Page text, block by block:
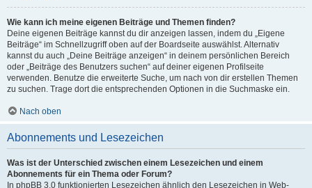
Wie kann ich meine eigenen Beiträge und Themen finden?
Deine eigenen Beiträge kannst du dir anzeigen lassen, indem du „Eigene
Beiträge“ im Schnellzugriff oben auf der Boardseite auswählst. Alternativ
kannst du auch „Deine Beiträge anzeigen“ in deinem persönlichen Bereich
oder „Beiträge des Benutzers suchen“ auf deiner eigenen Profilseite
verwenden. Benutze die erweiterte Suche, um nach von dir erstellen Themen
zu suchen. Trage dort die entsprechenden Optionen in die Suchmaske ein.
Nach oben
Abonnements und Lesezeichen
Was ist der Unterschied zwischen einem Lesezeichen und einem
Abonnements für ein Thema oder Forum?
In phpBB 3.0 funktionierten Lesezeichen ähnlich den Lesezeichen in Web-